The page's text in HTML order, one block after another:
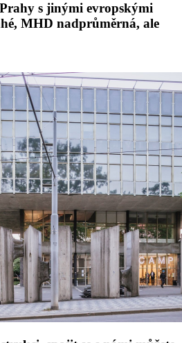
s jinými evropskými
MHD nadprůměrná, ale